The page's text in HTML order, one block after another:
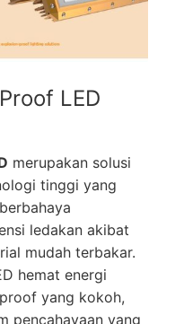
LED
merupakan solusi
tinggi yang
ledakan akibat
mudah terbakar.
hemat energi
yang kokoh,
pencahayaan yang